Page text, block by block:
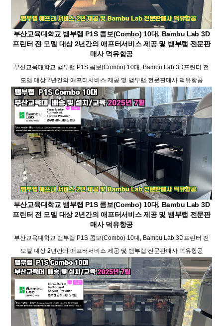
부산교육대학교 뱀부랩 P1S 콤보(Combo) 10대, Bambu Lab 3D
프린터 전 모델 대상 2년간의 애프터서비스 제공 및 뱀부랩 전문판
매사 덕유항공
부산교육대학교 뱀부랩 P1S 콤보(Combo) 10대, Bambu Lab 3D프린터 전
모델 대상 2년간의 애프터서비스 제공 및 뱀부랩 전문판매사 덕유항공
부산교육대학교 뱀부랩 P1S 콤보(Combo) 10대, Bambu Lab 3D
프린터 전 모델 대상 2년간의 애프터서비스 제공 및 뱀부랩 전문판
매사 덕유항공
부산교육대학교 뱀부랩 P1S 콤보(Combo) 10대, Bambu Lab 3D프린터 전
모델 대상 2년간의 애프터서비스 제공 및 뱀부랩 전문판매사 덕유항공